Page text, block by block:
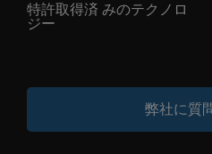
特許取得済 みのテクノロ
ジー
弊社に質